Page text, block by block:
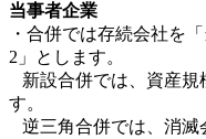
当事者企業
・合併では存続会社を
2」とします。
新設合併では、資産規
す。
逆三角合併では、消滅